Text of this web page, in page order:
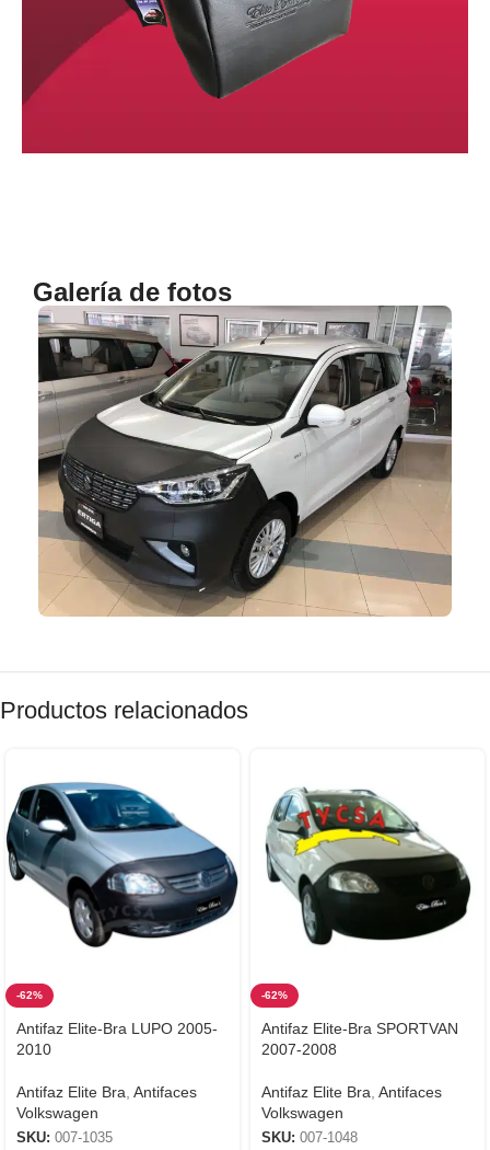
Galería de fotos
Productos relacionados
-62%
Antifaz Elite-Bra LUPO 2005-
2010
Antifaz Elite Bra Antifaces
Volkswagen
SKU: 007-1035
-62%
Antifaz Elite-Bra SPORTVAN
2007-2008
Antifaz Elite Bra Antifaces
Volkswagen
SKU: 007-1048